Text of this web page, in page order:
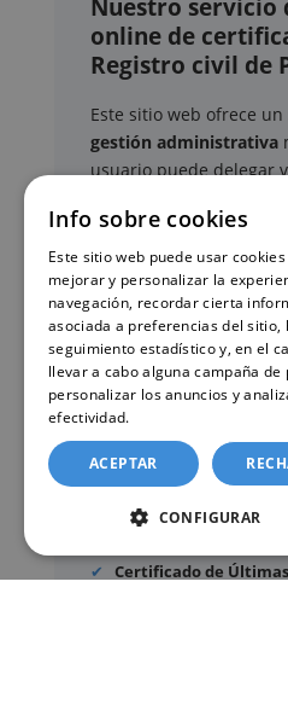
Nuestro servicio
online de
Registro civil de
Este sitio web ofrece un
gestión administrativa
usuario puede delegar
tramitación de
oficiales ante los
Documentos y
gestionar
A través de nuestro
gestionar, entre otros:
Certificados y partidas
matrimonio
y
defunción
Certificado de
Info sobre cookies
Este sitio web puede usar
mejorar y personalizar la
navegación, recordar cierta
asociada a preferencias del sitio,
seguimiento estadístico y, en el
llevar a cabo alguna campaña de
personalizar los anuncios y
efectividad.
ACEPTAR
CONFIGURAR